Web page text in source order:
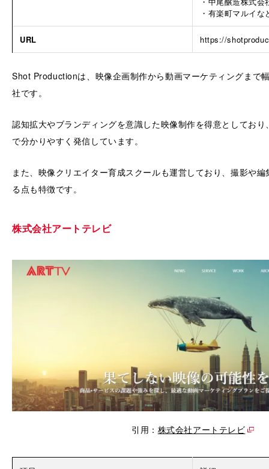
・有楽町マルイな
URL https://
Shot Productionは、映像企画制作から動画マーケティングまで
社です。
認知拡大やブランディングを意識した映像制作を得意としてお
で分かりやすく発信しています。
また、映像クリエイター育成スクールも運営しており、撮影や
る点も特徴です。
株式会社アートテレビ
引用： 株式会社アートテレビ